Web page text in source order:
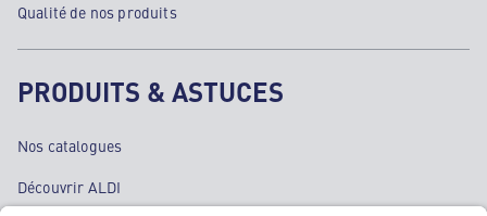
Qualité de nos produits
PRODUITS & ASTUCES
Nos catalogues
Découvrir ALDI